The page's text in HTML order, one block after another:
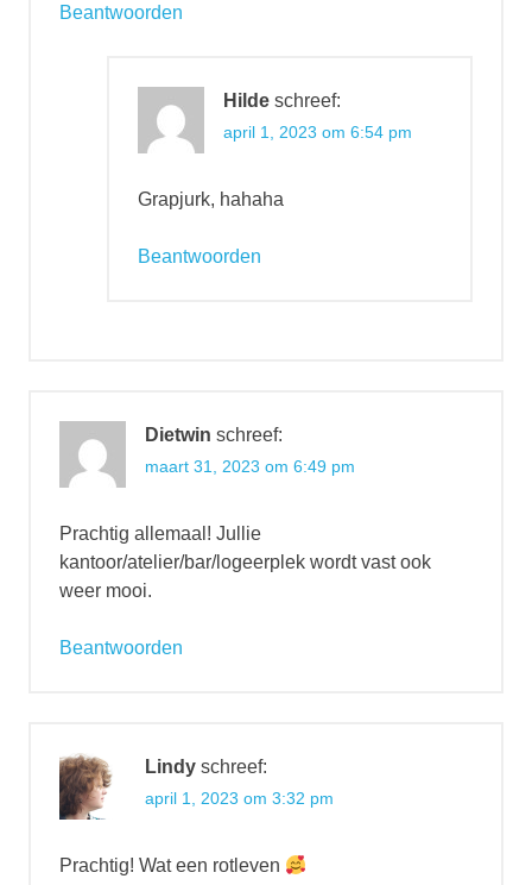
Beantwoorden
Hilde schreef:
april 1, 2023 om 6:54 pm
Grapjurk, hahaha
Beantwoorden
Dietwin schreef:
maart 31, 2023 om 6:49 pm
Prachtig allemaal! Jullie
kantoor/atelier/bar/logeerplek wordt vast ook
weer mooi.
Beantwoorden
Lindy schreef:
april 1, 2023 om 3:32 pm
Prachtig! Wat een rotleven